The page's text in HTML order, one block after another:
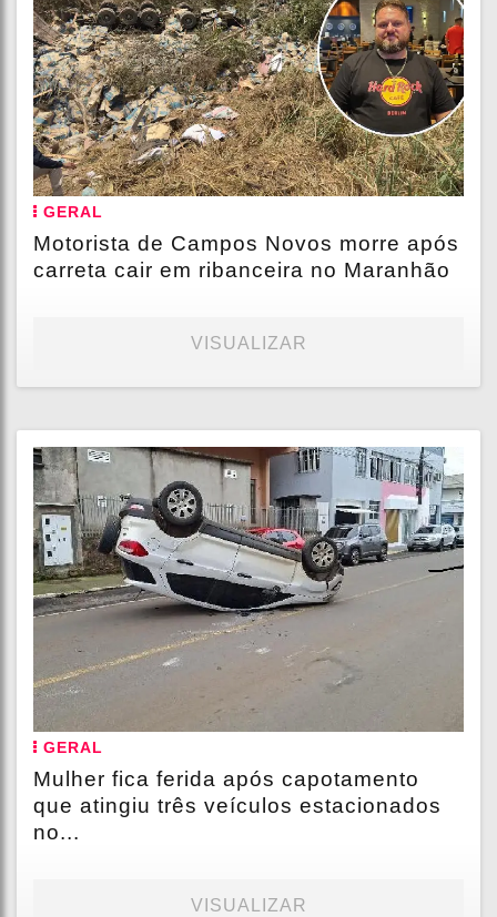
GERAL
Motorista de Campos Novos morre após
carreta cair em ribanceira no Maranhão
VISUALIZAR
GERAL
Mulher fica ferida após capotamento
que atingiu três veículos estacionados
no...
VISUALIZAR